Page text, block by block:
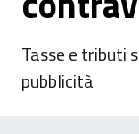
Tasse e tributi
pubblicità